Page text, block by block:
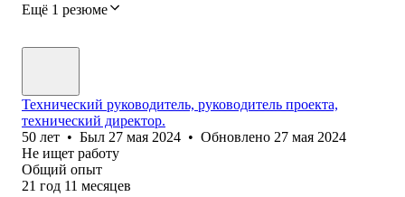
Ещё 1 резюме
Технический руководитель, руководитель проекта,
технический директор.
50 лет • Был 27 мая 2024 • Обновлено 27 мая 2024
Не ищет работу
Общий опыт
21 год 11 месяцев